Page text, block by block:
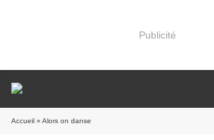
Publicité
Accueil » Alors on danse